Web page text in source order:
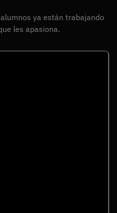
ya están trabajando
les apasiona.